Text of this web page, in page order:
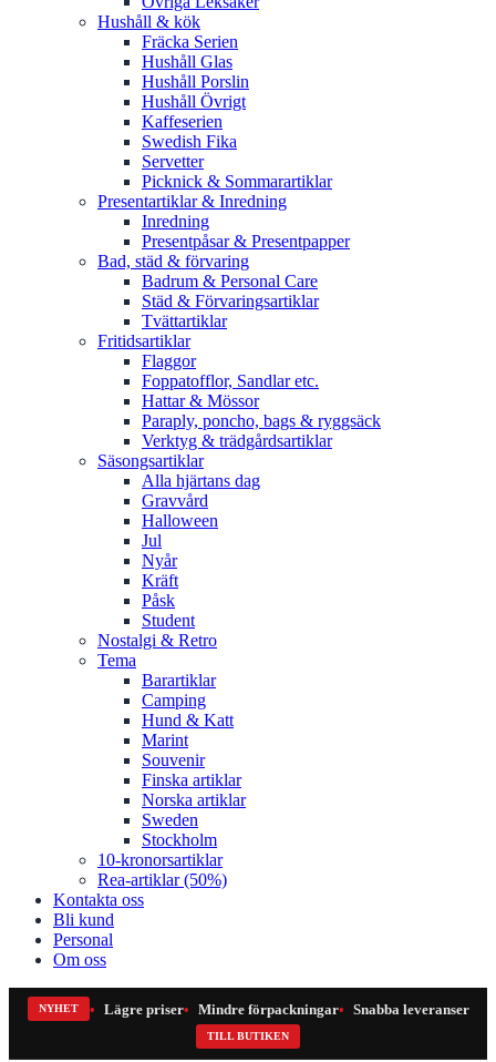
Hushåll & kök
Fräcka Serien
Hushåll Glas
Hushåll Porslin
Hushåll Övrigt
Kaffeserien
Swedish Fika
Servetter
Picknick & Sommarartiklar
Presentartiklar & Inredning
Inredning
Presentpåsar & Presentpapper
Bad, städ & förvaring
Badrum & Personal Care
Städ & Förvaringsartiklar
Tvättartiklar
Fritidsartiklar
Flaggor
Foppatofflor, Sandlar etc.
Hattar & Mössor
Paraply, poncho, bags & ryggsäck
Verktyg & trädgårdsartiklar
Säsongsartiklar
Alla hjärtans dag
Gravvård
Halloween
Jul
Nyår
Kräft
Påsk
Student
Nostalgi & Retro
Tema
Barartiklar
Camping
Hund & Katt
Marint
Souvenir
Finska artiklar
Norska artiklar
Sweden
Stockholm
10-kronorsartiklar
Rea-artiklar (50%)
Kontakta oss
Bli kund
Personal
Om oss
NYHET Lägre priser Mindre förpackningar Snabba leveranser
TILL BUTIKEN